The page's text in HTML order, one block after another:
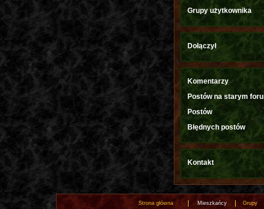
Grupy użytkownika
Dołączył
Komentarzy
Postów na starym
Postów
Błędnych postów
Kontakt
Strona główna Mieszkańcy Grupy